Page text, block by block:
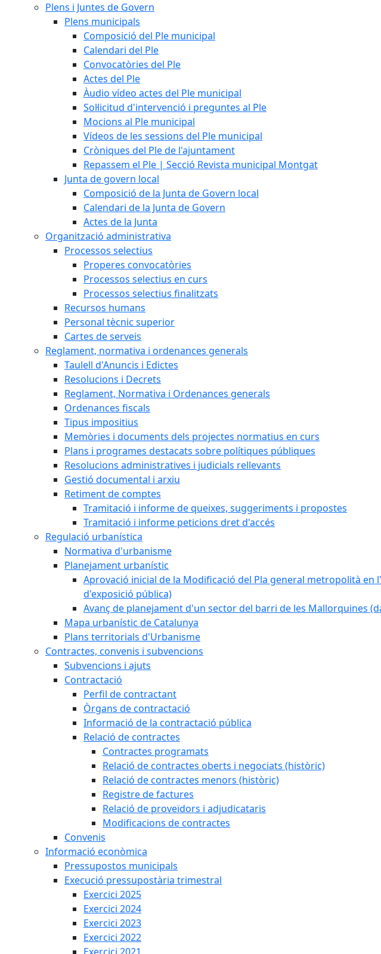
Plens i Juntes de Govern
Plens municipals
Composició del Ple municipal
Calendari del Ple
Convocatòries del Ple
Actes del Ple
Àudio vídeo actes del Ple municipal
Sol·licitud d'intervenció i preguntes al Ple
Mocions al Ple municipal
Vídeos de les sessions del Ple municipal
Cròniques del Ple de l'ajuntament
Repassem el Ple | Secció Revista municipal Montgat
Junta de govern local
Composició de la Junta de Govern local
Calendari de la Junta de Govern
Actes de la Junta
Organització administrativa
Processos selectius
Properes convocatòries
Processos selectius en curs
Processos selectius finalitzats
Recursos humans
Personal tècnic superior
Cartes de serveis
Reglament, normativa i ordenances generals
Taulell d'Anuncis i Edictes
Resolucions i Decrets
Reglament, Normativa i Ordenances generals
Ordenances fiscals
Tipus impositius
Memòries i documents dels projectes normatius en curs
Plans i programes destacats sobre polítiques públiques
Resolucions administratives i judicials rellevants
Gestió documental i arxiu
Retiment de comptes
Tramitació i informe de queixes, suggeriments i propostes
Tramitació i informe peticions dret d'accés
Regulació urbanística
Normativa d'urbanisme
Planejament urbanístic
Aprovació inicial de la Modificació del Pla general metropolità
d'exposició pública)
Avanç de planejament d'un sector del barri de les Mallorquines
Mapa urbanístic de Catalunya
Plans territorials d'Urbanisme
Contractes, convenis i subvencions
Subvencions i ajuts
Contractació
Perfil de contractant
Òrgans de contractació
Informació de la contractació pública
Relació de contractes
Contractes programats
Relació de contractes oberts i negociats (històric)
Relació de contractes menors (històric)
Registre de factures
Relació de proveïdors i adjudicataris
Modificacions de contractes
Convenis
Informació econòmica
Pressupostos municipals
Execució pressupostària trimestral
Exercici 2025
Exercici 2024
Exercici 2023
Exercici 2022